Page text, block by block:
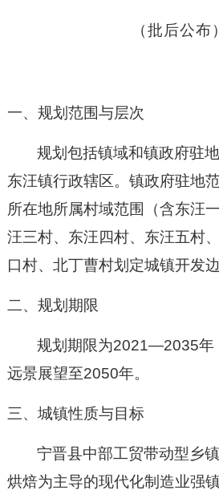
（批后公布）
一、规划范围与层次
规划包括镇域和镇政府驻
东汪镇行政辖区。镇政府驻地
所在地所属村域范围（含东汪
汪三村、东汪四村、东汪五村
口村、北丁曹村划定城镇开发
二、规划期限
规划期限为2021—2035年
远景展望至2050年。
三、城镇性质与目标
宁晋县中部工贸带动型乡
烘焙为主导的现代化制造业强镇